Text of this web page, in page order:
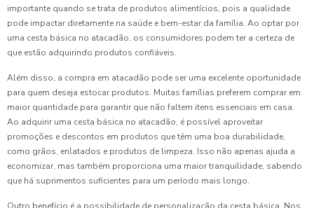
importante quando se trata de produtos alimentícios, pois a qualidade
pode impactar diretamente na saúde e bem-estar da família. Ao optar por
uma cesta básica no atacadão, os consumidores podem ter a certeza de
que estão adquirindo produtos confiáveis.
Além disso, a compra em atacadão pode ser uma excelente oportunidade
para quem deseja estocar produtos. Muitas famílias preferem comprar em
maior quantidade para garantir que não faltem itens essenciais em casa.
Ao adquirir uma cesta básica no atacadão, é possível aproveitar
promoções e descontos em produtos que têm uma boa durabilidade,
como grãos, enlatados e produtos de limpeza. Isso não apenas ajuda a
economizar, mas também proporciona uma maior tranquilidade, sabendo
que há suprimentos suficientes para um período mais longo.